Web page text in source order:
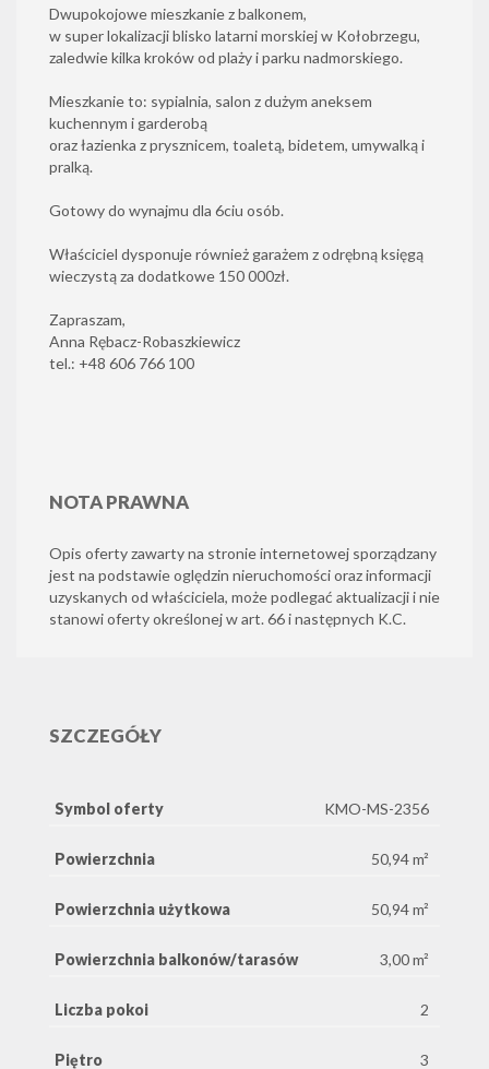
Dwupokojowe mieszkanie z balkonem,
w super lokalizacji blisko latarni morskiej w Kołobrzegu,
zaledwie kilka kroków od plaży i parku nadmorskiego.
Mieszkanie to: sypialnia, salon z dużym aneksem
kuchennym i garderobą
oraz łazienka z prysznicem, toaletą, bidetem, umywalką i
pralką.
Gotowy do wynajmu dla 6ciu osób.
Właściciel dysponuje również garażem z odrębną księgą
wieczystą za dodatkowe 150 000zł.
Zapraszam,
Anna Rębacz-Robaszkiewicz
tel.: +48 606 766 100
NOTA PRAWNA
Opis oferty zawarty na stronie internetowej sporządzany
jest na podstawie oględzin nieruchomości oraz informacji
uzyskanych od właściciela, może podlegać aktualizacji i nie
stanowi oferty określonej w art. 66 i następnych K.C.
SZCZEGÓŁY
Symbol oferty KMO-MS-2356
Powierzchnia 50,94 m²
Powierzchnia użytkowa 50,94 m²
Powierzchnia balkonów/tarasów 3,00 m²
Liczba pokoi 2
Piętro 3